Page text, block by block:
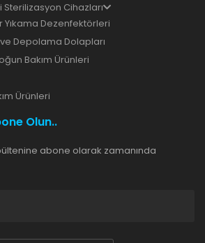
Cihazları
Dezenfektörleri
Depolama Dolapları
Bakım Ürünleri
Ürünleri
Olun..
abone olarak zamanında